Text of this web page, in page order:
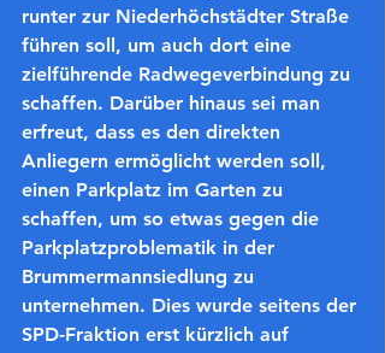
runter zur Niederhöchstädter Straße
führen soll, um auch dort eine
zielführende Radwegeverbindung zu
schaffen. Darüber hinaus sei man
erfreut, dass es den direkten
Anliegern ermöglicht werden soll,
einen Parkplatz im Garten zu
schaffen, um so etwas gegen die
Parkplatzproblematik in der
Brummermannsiedlung zu
unternehmen. Dies wurde seitens der
SPD-Fraktion erst kürzlich auf